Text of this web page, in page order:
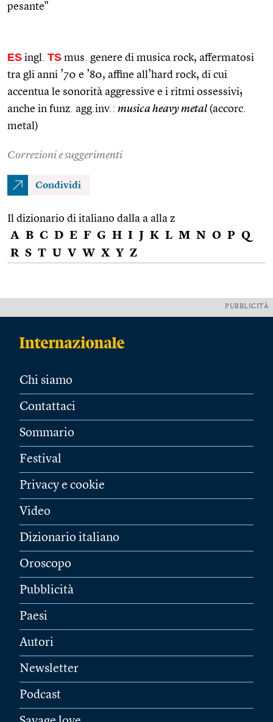
pesante"
ES ingl. TS mus. genere di musica rock, affermatosi
tra gli anni ’70 e ’80, affine all’hard rock, di cui
accentua le sonorità aggressive e i ritmi ossessivi;
anche in funz. agg.inv.: musica heavy metal (accorc.
metal)
Correzioni e suggerimenti
Condividi
Il dizionario di italiano dalla a alla z
A B C D E F G H I J K L M N O P Q
R S T U V W X Y Z
PUBBLICITÀ
Chi siamo
Contattaci
Sommario
Festival
Privacy e cookie
Video
Dizionario italiano
Oroscopo
Pubblicità
Paesi
Autori
Newsletter
Podcast